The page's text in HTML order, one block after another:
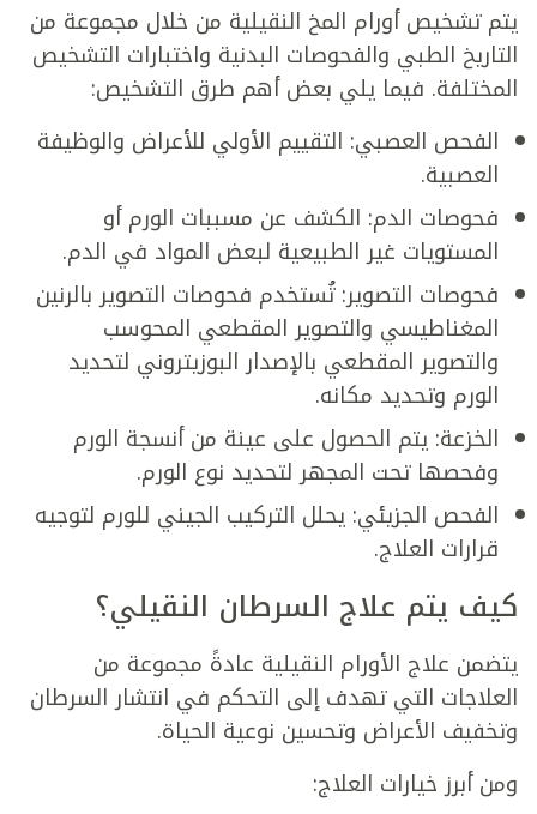
يتم تشخيص أورام المخ النقيلية من خلال مجموعة من
التاريخ الطبي والفحوصات البدنية واختبارات التشخيص
المختلفة. فيما يلي بعض أهم طرق التشخيص:
الفحص العصبي: التقييم الأولي للأعراض والوظيفة
العصبية.
فحوصات الدم: الكشف عن مسببات الورم أو
المستويات غير الطبيعية لبعض المواد في الدم.
فحوصات التصوير: تُستخدم فحوصات التصوير بالرنين
المغناطيسي والتصوير المقطعي المحوسب
والتصوير المقطعي بالإصدار البوزيتروني لتحديد
الورم وتحديد مكانه.
الخزعة: يتم الحصول على عينة من أنسجة الورم
وفحصها تحت المجهر لتحديد نوع الورم.
الفحص الجزيئي: يحلل التركيب الجيني للورم لتوجيه
قرارات العلاج.
كيف يتم علاج السرطان النقيلي؟
يتضمن علاج الأورام النقيلية عادةً مجموعة من
العلاجات التي تهدف إلى التحكم في انتشار السرطان
وتخفيف الأعراض وتحسين نوعية الحياة.
ومن أبرز خيارات العلاج: